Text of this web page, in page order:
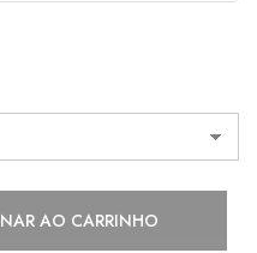
R$439,00
AO CARRINHO